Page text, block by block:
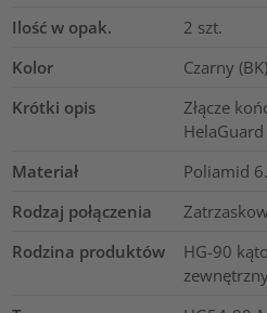
Ilość w opak.
2 szt.
Kolor
Czarny (BK)
Krótki opis
Złącze
HelaGuard
Materiał
Poliamid
Rodzaj połączenia
Rodzina produktów
HG-90